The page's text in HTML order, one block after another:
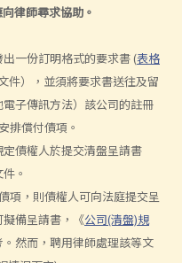
律師尋求協助。
一份訂明格式的要求書 (表格
件），並須將要求書送往及留
子傳訊方法）該公司的註冊
排償付債項。
債權人於提交清盤呈請書
。
項，則債權人可向法庭提交呈
備呈請書，《公司(清盤)規
然而，聘用律師處理該等文
義務或工作？他們亦須避免進
麼行動？
破產訴訟？
當破產令解除後，破產人是